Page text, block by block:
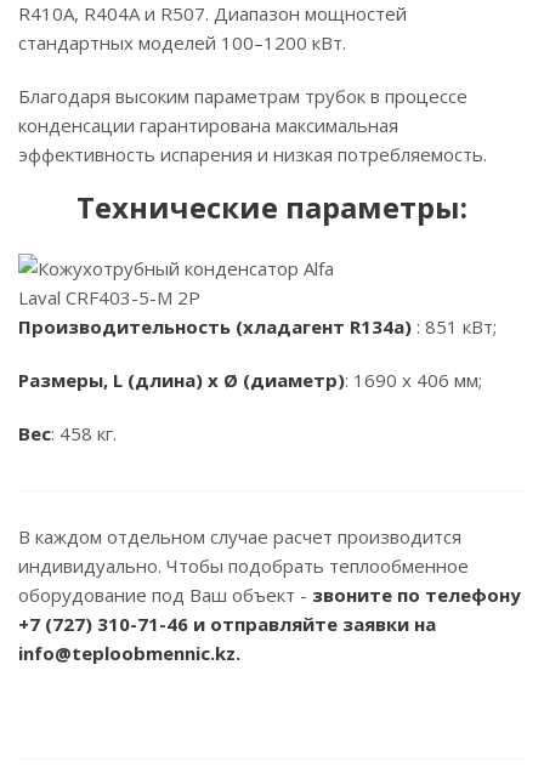
R410A, R404A и R507. Диапазон мощностей
стандартных моделей 100–1200 кВт.
Благодаря высоким параметрам трубок в процессе
конденсации гарантирована максимальная
эффективность испарения и низкая потребляемость.
Технические параметры:
Производительность (хладагент R134a) : 851 кВт;
Размеры, L (длина) x Ø (диаметр): 1690 x 406 мм;
Вес: 458 кг.
В каждом отдельном случае расчет производится
индивидуально. Чтобы подобрать теплообменное
оборудование под Ваш объект - звоните по телефону
+7 (727) 310-71-46 и отправляйте заявки на
info@teploobmennic.kz.